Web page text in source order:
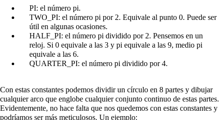
PI: el número pi.
TWO_PI: el número pi por 2. Equivale al punto 0. Puede ser
útil en algunas ocasiones.
HALF_PI: el número pi dividido por 2. Pensemos en un
reloj. Si 0 equivale a las 3 y pi equivale a las 9, medio pi
equivale a las 6.
QUARTER_PI: el número pi dividido por 4.
Con estas constantes podemos dividir un círculo en 8 partes y dibujar
cualquier arco que englobe cualquier conjunto continuo de estas partes.
Evidentemente, no hace falta que nos quedemos con estas constantes y
podríamos ser más meticulosos. Un ejemplo: